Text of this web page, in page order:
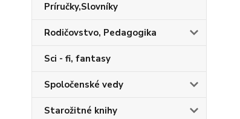
Príručky,Slovníky
Rodičovstvo, Pedagogika
Sci - fi, fantasy
Spoločenské vedy
Starožitné knihy